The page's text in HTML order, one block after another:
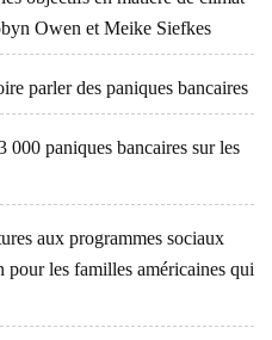
Owen et Meike Siefkes
parler des paniques bancaires
000 paniques bancaires sur les
aux programmes sociaux
pour les familles américaines qui